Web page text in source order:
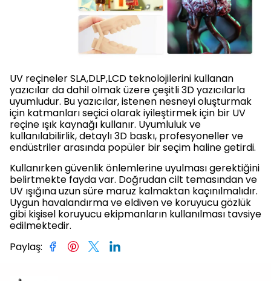
UV reçineler SLA,DLP,LCD teknolojilerini kullanan
yazıcılar da dahil olmak üzere çeşitli 3D yazıcılarla
uyumludur. Bu yazıcılar, istenen nesneyi oluşturmak
için katmanları seçici olarak iyileştirmek için bir UV
reçine ışık kaynağı kullanır. Uyumluluk ve
kullanılabilirlik, detaylı 3D baskı, profesyoneller ve
endüstriler arasında popüler bir seçim haline getirdi.
Kullanırken güvenlik önlemlerine uyulması gerektiğini
belirtmekte fayda var. Doğrudan cilt temasından ve
UV ışığına uzun süre maruz kalmaktan kaçınılmalıdır.
Uygun havalandırma ve eldiven ve koruyucu gözlük
gibi kişisel koruyucu ekipmanların kullanılması tavsiye
edilmektedir.
Paylaş: